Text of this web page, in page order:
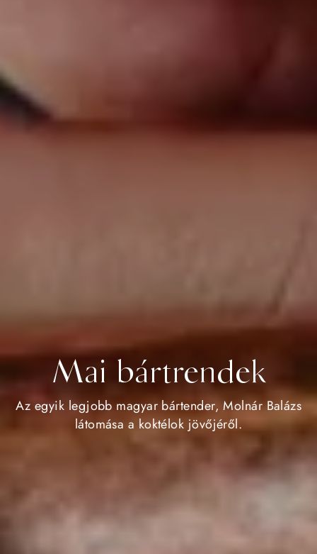
Mai bártrendek
Az egyik legjobb magyar bártender, Molnár Balázs
látomása a koktélok jövőjéről.